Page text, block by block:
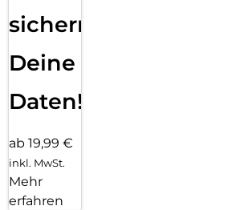
sichern
Deine
Daten!
ab 19,99 €
inkl. MwSt.
Mehr
erfahren